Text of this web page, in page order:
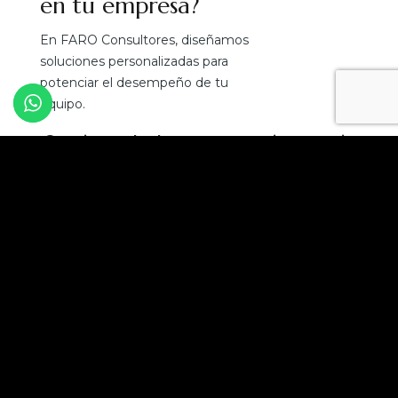
En FARO Consultores, diseñamos
soluciones personalizadas para
potenciar el desempeño de tu
equipo.
¡Convierte el talento en tu mejor ventaja